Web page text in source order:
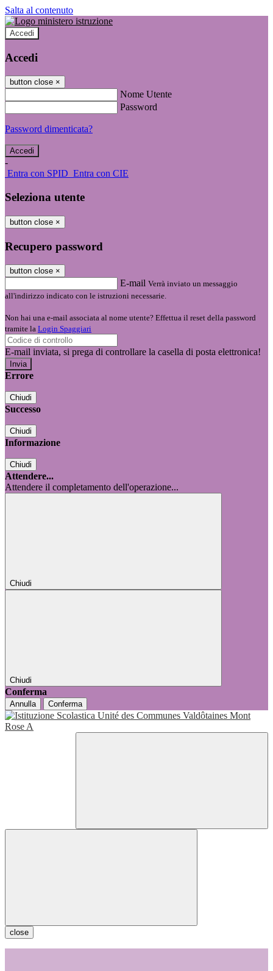
Salta al contenuto
Accedi
Accedi
button close ×
Nome Utente
Password
Password dimenticata?
-
Entra con SPID Entra con CIE
Seleziona utente
button close ×
Recupero password
button close ×
E-mail Verrà inviato un messaggio
all'indirizzo indicato con le istruzioni necessarie.
Non hai una e-mail associata al nome utente? Effettua il reset della password
tramite la Login Spaggiari
E-mail inviata, si prega di controllare la casella di posta elettronica!
Errore
Chiudi
Successo
Chiudi
Informazione
Chiudi
Attendere...
Attendere il completamento dell'operazione...
Chiudi
Chiudi
Conferma
Annulla Conferma
close